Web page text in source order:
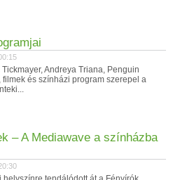
Andreya Triana, Penguin
filmek és színházi program szerepel a
– A Mediawave a színházba